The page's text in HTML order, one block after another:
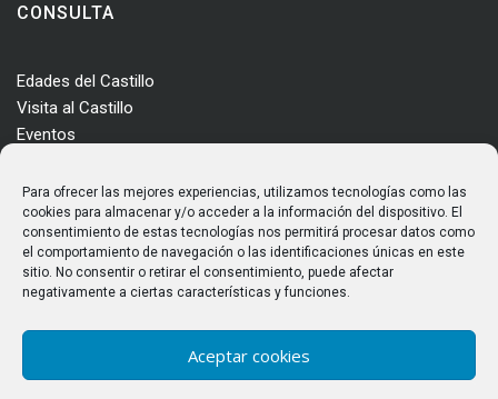
Para ofrecer las mejores experiencias, utilizamos tecnologías como las
cookies para almacenar y/o acceder a la información del dispositivo. El
consentimiento de estas tecnologías nos permitirá procesar datos como
el comportamiento de navegación o las identificaciones únicas en este
sitio. No consentir o retirar el consentimiento, puede afectar
negativamente a ciertas características y funciones.
Aceptar cookies
CONSULTA
Edades del Castillo
Visita al Castillo
Eventos
Enclave
Más información
Consultas
Horarios y tarifas